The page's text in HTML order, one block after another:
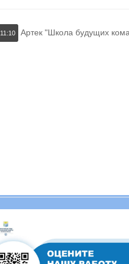
11:10 Артек "Школа будущих